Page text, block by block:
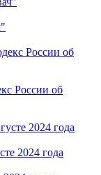
России об
2024 года